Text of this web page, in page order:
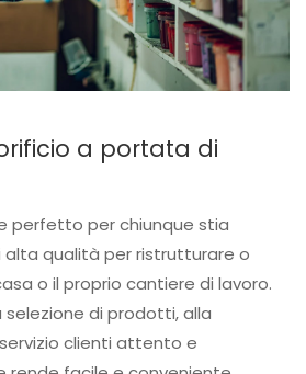
a portata di
perfetto per chiunque stia
qualità per ristrutturare o
o il proprio cantiere di lavoro.
selezione di prodotti, alla
clienti attento e